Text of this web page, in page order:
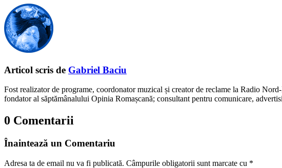
Articol scris de Gabriel Baciu
Fost realizator de programe, coordonator muzical și creator de reclame la Radio
fondator al săptămânalului Opinia Romașcană; consultant pentru comunicare,
0 Comentarii
Înaintează un Comentariu
Adresa ta de email nu va fi publicată. Câmpurile obligatorii sunt marcate cu *